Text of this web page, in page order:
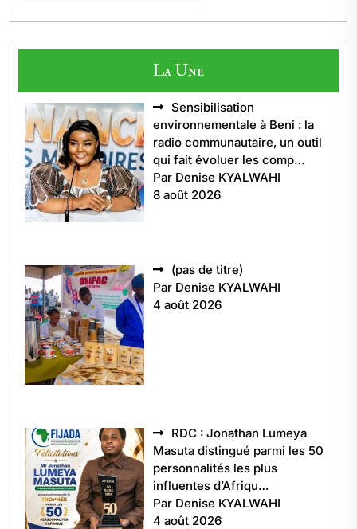
La Une
Sensibilisation
environnementale à Beni : la
radio communautaire, un outil
qui fait évoluer les comp…
Par Denise KYALWAHI
8 août 2026
(pas de titre)
5496
Par Denise KYALWAHI
4 août 2026
RDC : Jonathan Lumeya
Masuta distingué parmi les 50
personnalités les plus
influentes d’Afriqu…
Par Denise KYALWAHI
4 août 2026